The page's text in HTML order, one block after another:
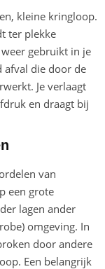
kleine kringloop.
ter plekke
gebruikt in je
afval die door de
Je verlaagt
en draagt bij
van
een grote
lagen ander
omgeving. In
door andere
Een belangrijk